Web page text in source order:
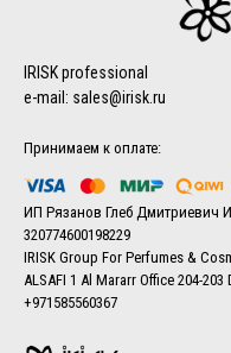
IRISK professional
e-mail: sales@irisk.ru
Принимаем к оплате:
ИП Рязанов Глеб Дмитриевич
320774600198229
IRISK Group For Perfumes &
ALSAFI 1 Al Mararr Office 204-
+971585560367